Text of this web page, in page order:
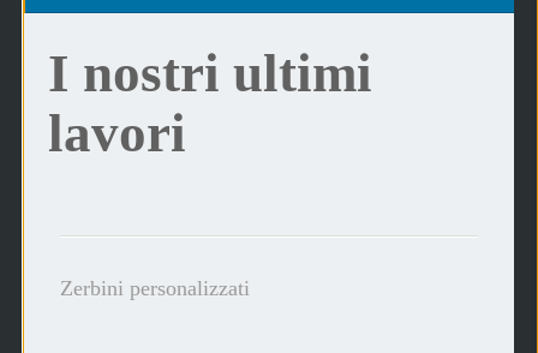
I nostri ultimi
lavori
Zerbini personalizzati